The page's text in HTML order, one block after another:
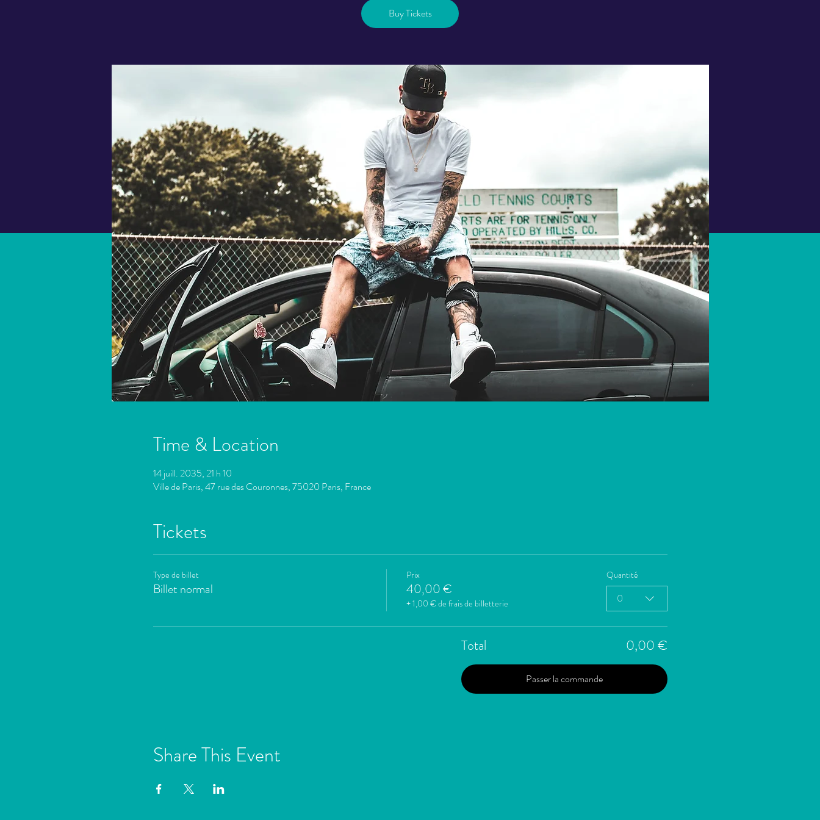
Buy Tickets
Time & Location
14 juill. 2035, 21 h 10
Ville de Paris, 47 rue des Couronnes, 75020 Paris, France
Tickets
Type de billet
Billet normal
Prix
40,00 €
+ 1,00 € de frais de billetterie
Quantité
0
Total 0,00 €
Passer la commande
Share This Event